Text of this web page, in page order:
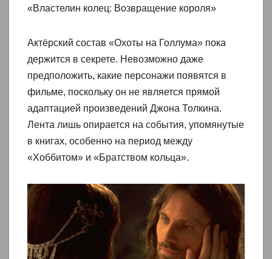
«Властелин колец: Возвращение короля»
Актёрский состав «Охоты на Голлума» пока
держится в секрете. Невозможно даже
предположить, какие персонажи появятся в
фильме, поскольку он не является прямой
адаптацией произведений Джона Толкина.
Лента лишь опирается на события, упомянутые
в книгах, особенно на период между
«Хоббитом» и «Братством кольца».